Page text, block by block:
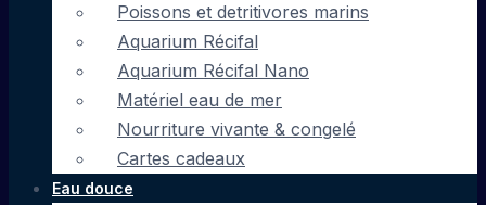
Poissons et detritivores marins
Aquarium Récifal
Aquarium Récifal Nano
Matériel eau de mer
Nourriture vivante & congelé
Cartes cadeaux
Eau douce